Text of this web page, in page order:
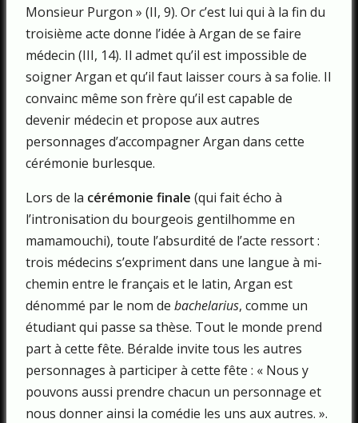
Monsieur Purgon » (II, 9). Or c’est lui qui à la fin du
troisième acte donne l’idée à Argan de se faire
médecin (III, 14). Il admet qu’il est impossible de
soigner Argan et qu’il faut laisser cours à sa folie. Il
convainc même son frère qu’il est capable de
devenir médecin et propose aux autres
personnages d’accompagner Argan dans cette
cérémonie burlesque.
Lors de la cérémonie finale (qui fait écho à
l’intronisation du bourgeois gentilhomme en
mamamouchi), toute l’absurdité de l’acte ressort :
trois médecins s’expriment dans une langue à mi-
chemin entre le français et le latin, Argan est
dénommé par le nom de bachelarius, comme un
étudiant qui passe sa thèse. Tout le monde prend
part à cette fête. Béralde invite tous les autres
personnages à participer à cette fête : « Nous y
pouvons aussi prendre chacun un personnage et
nous donner ainsi la comédie les uns aux autres. ».